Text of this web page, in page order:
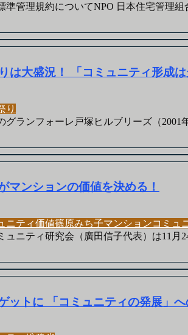
準管理規約についてNPO 日本住宅管理
は大盛況！ 「コミュニティ形成は
り
ランフォーレ戸塚ヒルブリーズ（2001
マンションの価値を決める！
ニティ価値篠原みち子マンションコミュ
ニティ研究会（廣田信子代表）は11月
ットに 「コミュニティの発展」